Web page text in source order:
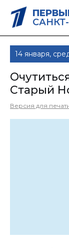
14 января,
Старый
Версия для